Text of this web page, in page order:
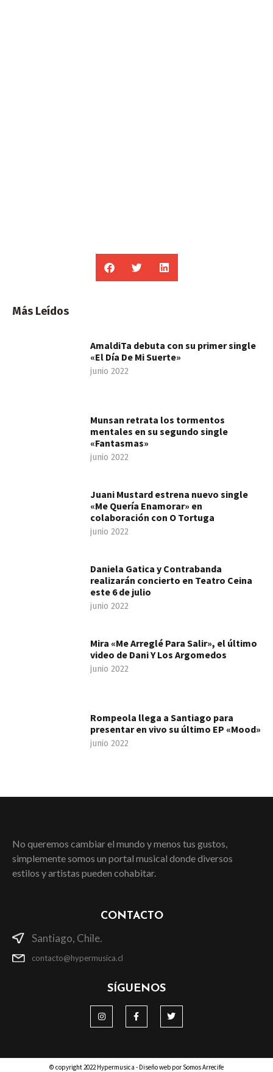
Más Leídos
AmaldiTa debuta con su primer single
«El Día De Mi Suerte»
junio 2022
Munsan retrata los tormentos
mentales en su segundo single
«Fantasmas»
junio 2022
Juani Mustard estrena nuevo single
«Me Quería Enamorar» en
colaboración con O Tortuga
junio 2022
Daniela Gatica y Contrabanda
realizarán concierto en Teatro Ceina
este 6 de julio
junio 2022
Mira «Me Arreglé Para Salir», el último
video de Dani Y Los Argomedos
junio 2022
Rompeola llega a Santiago para
presentar en vivo su último EP «Mood»
junio 2022
No queremos cambiar el mundo y menos tus gustos,
simplemente somos un portal musical donde diversos
estilos y artistas pueden cohabitar.
CONTACTO
Santiago, Chile.
contacto@hypermusica.cl
SÍGUENOS
© copyright 2022 Hypermusica - Diseño web por Somos Arrecife